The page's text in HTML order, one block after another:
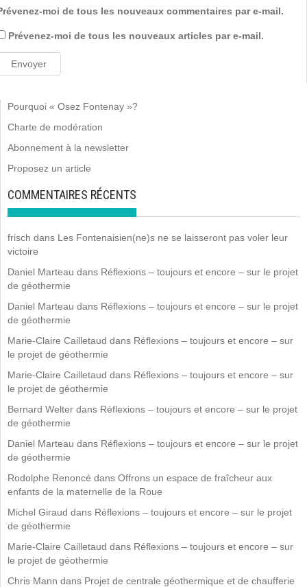
moi de tous les nouveaux commentaires par e-mail.
Prévenez-moi de tous les nouveaux articles par e-mail.
Pourquoi « Osez Fontenay »?
Charte de modération
Abonnement à la newsletter
Proposez un article
COMMENTAIRES RÉCENTS
frisch dans Les Fontenaisien(ne)s ne se laisseront pas voler leur
victoire
Daniel Marteau dans Réflexions – toujours et encore – sur le projet
de géothermie
Daniel Marteau dans Réflexions – toujours et encore – sur le projet
de géothermie
Marie-Claire Cailletaud dans Réflexions – toujours et encore – sur
le projet de géothermie
Marie-Claire Cailletaud dans Réflexions – toujours et encore – sur
le projet de géothermie
Bernard Welter dans Réflexions – toujours et encore – sur le projet
de géothermie
Daniel Marteau dans Réflexions – toujours et encore – sur le projet
de géothermie
Rodolphe Renoncé dans Offrons un espace de fraîcheur aux
enfants de la maternelle de la Roue
Michel Giraud dans Réflexions – toujours et encore – sur le projet
de géothermie
Marie-Claire Cailletaud dans Réflexions – toujours et encore – sur
le projet de géothermie
Chris Mann dans Projet de centrale géothermique et de chaufferie